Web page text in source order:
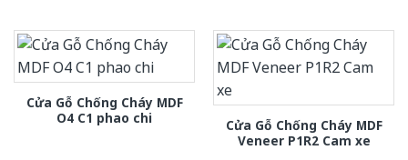
Cửa Gỗ Chống Cháy MDF
O4 C1 phao chi
Cửa Gỗ Chống Cháy MDF
Veneer P1R2 Cam xe